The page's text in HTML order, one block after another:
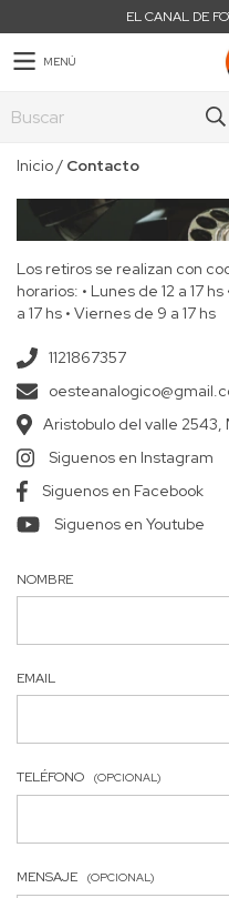
EL CANAL DE
MENÚ
Inicio/ Contacto
Los retiros se realizan con
horarios: • Lunes de 12 a 17
a 17 hs • Viernes de 9 a 17 hs
1121867357
Aristobulo del valle
Siguenos en Instagram
Siguenos en Facebook
Siguenos en Youtube
NOMBRE
EMAIL
TELÉFONO (OPCIONAL)
MENSAJE (OPCIONAL)